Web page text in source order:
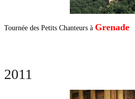
Tournée des Petits Chanteurs à Grenade
2011